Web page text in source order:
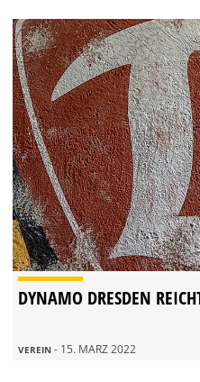
DYNAMO DRESDEN
VEREIN - 15. MÄRZ 2022